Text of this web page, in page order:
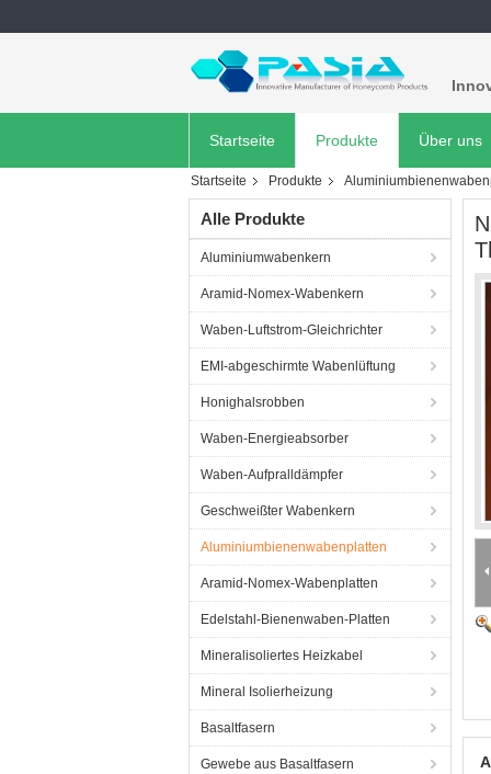
Startseite Produkte Über uns
Startseite Produkte
Alle Produkte
Aluminiumwabenkern
Aramid-Nomex-Wabenkern
Waben-Luftstrom-Gleichrichter
EMI-abgeschirmte Wabenlüftung
Honighalsrobben
Waben-Energieabsorber
Waben-Aufpralldämpfer
Geschweißter Wabenkern
Aluminiumbienenwabenplatten
Aramid-Nomex-Wabenplatten
Edelstahl-Bienenwaben-Platten
Mineralisoliertes Heizkabel
Mineral Isolierheizung
Basaltfasern
Gewebe aus Basaltfasern